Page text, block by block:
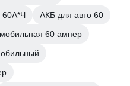
60А*Ч
АКБ для авто 60
60 ампер